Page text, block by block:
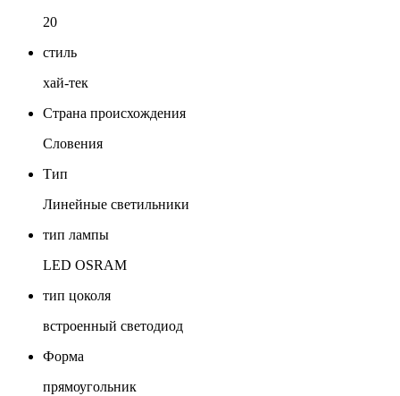
20
стиль
хай-тек
Страна происхождения
Словения
Тип
Линейные светильники
тип лампы
LED OSRAM
тип цоколя
встроенный светодиод
Форма
прямоугольник